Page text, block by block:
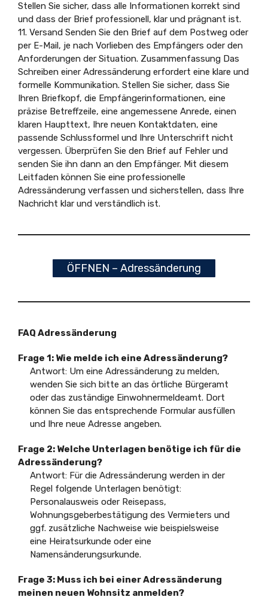
Stellen Sie sicher, dass alle Informationen korrekt sind
und dass der Brief professionell, klar und prägnant ist.
11. Versand Senden Sie den Brief auf dem Postweg oder
per E-Mail, je nach Vorlieben des Empfängers oder den
Anforderungen der Situation. Zusammenfassung Das
Schreiben einer Adressänderung erfordert eine klare und
formelle Kommunikation. Stellen Sie sicher, dass Sie
Ihren Briefkopf, die Empfängerinformationen, eine
präzise Betreffzeile, eine angemessene Anrede, einen
klaren Haupttext, Ihre neuen Kontaktdaten, eine
passende Schlussformel und Ihre Unterschrift nicht
vergessen. Überprüfen Sie den Brief auf Fehler und
senden Sie ihn dann an den Empfänger. Mit diesem
Leitfaden können Sie eine professionelle
Adressänderung verfassen und sicherstellen, dass Ihre
Nachricht klar und verständlich ist.
ÖFFNEN – Adressänderung
FAQ Adressänderung
Frage 1: Wie melde ich eine Adressänderung?
Antwort: Um eine Adressänderung zu melden,
wenden Sie sich bitte an das örtliche Bürgeramt
oder das zuständige Einwohnermeldeamt. Dort
können Sie das entsprechende Formular ausfüllen
und Ihre neue Adresse angeben.
Frage 2: Welche Unterlagen benötige ich für die
Adressänderung?
Antwort: Für die Adressänderung werden in der
Regel folgende Unterlagen benötigt:
Personalausweis oder Reisepass,
Wohnungsgeberbestätigung des Vermieters und
ggf. zusätzliche Nachweise wie beispielsweise
eine Heiratsurkunde oder eine
Namensänderungsurkunde.
Frage 3: Muss ich bei einer Adressänderung
meinen neuen Wohnsitz anmelden?